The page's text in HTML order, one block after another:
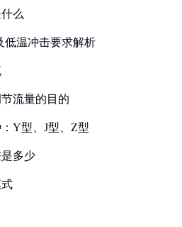
么
低温冲击要求解析
流量的目的
Y型、J型、Z型
多少